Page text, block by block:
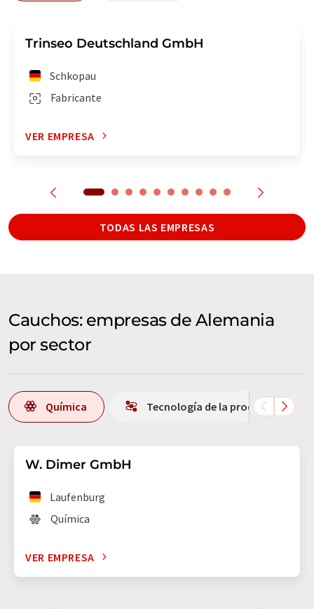
Trinseo Deutschland GmbH
Fabricante
Schkopau
VER EMPRESA
TODAS LAS EMPRESAS
Cauchos: empresas de Alemania
por sector
Química Tecnología de la producción
W. Dimer GmbH
Laufenburg
Química
VER EMPRESA